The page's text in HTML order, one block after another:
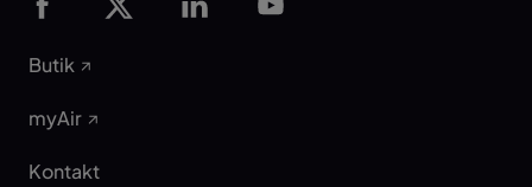
Butik
myAir
Kontakt